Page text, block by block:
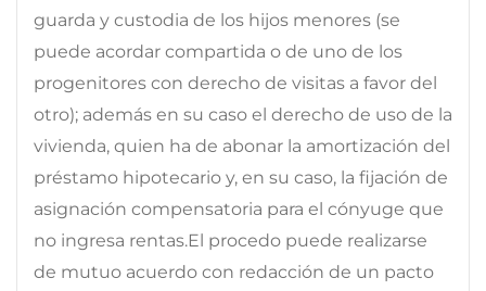
guarda y custodia de los hijos menores (se
puede acordar compartida o de uno de los
progenitores con derecho de visitas a favor del
otro); además en su caso el derecho de uso de la
vivienda, quien ha de abonar la amortización del
préstamo hipotecario y, en su caso, la fijación de
asignación compensatoria para el cónyuge que
no ingresa rentas.El procedo puede realizarse
de mutuo acuerdo con redacción de un pacto